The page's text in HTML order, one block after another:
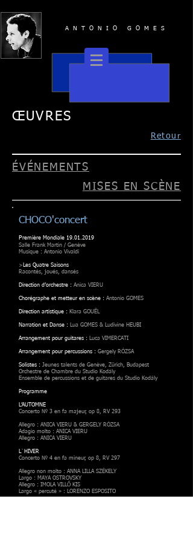
ANTONIO GOMES
ŒUVRES
Retour
ÉVÉNEMENTS
MISES EN SCÈNE
CHOCO'concert
Première Mondiale 19.01.2019
Salle Frank Martin / Genève
Musique : Antonio Vivaldi
> Les Quatre Saisons
Racontés, joués, dansés
Direction d’orchestre : Anica VIERU
Chorégraphe et metteur en scène : Antonio GOMES
Direction artistique : Klara GOUËL
Narration et Danse : Lua GOMES & Ludivine HEUBI
Arrangement pour guitares : Luca VIMERCATI
Arrangement pour percussions : Gergely RÓZSA
Solistes : Jeunes talents de Genève, Zürich, Budapest
Orchestre de Chambre du Studio Kodály
Ensemble de percussions et de guitares du Studio Kodály
Programme
L’AUTOMNE
Concerto № 3 en fa majeur, op 8, RV 293
Allegro : ANICA VIERU & GERGELY RÓZSA
Adagio molto : ANICA VIERU
Allegro : ANICA VIERU
L`HIVER
Concerto № 4 en fa mineur, op 8, RV 297
Allegro non molto : ANNA LILLA SZÉKELY
Largo : MAYA OSTROVSKY
Allegro : IMOLA VILLŐ KIS
Largo « percuté » : LORENZO ESPOSITO